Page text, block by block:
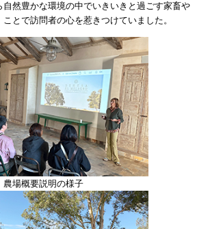
然豊かな環境の中でいきいきと過ごす家畜や
とで訪問者の心を惹きつけていました。
農場概要説明の様子